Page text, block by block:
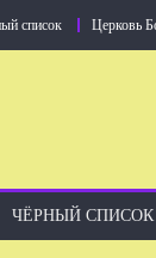
список Церковь
ЧЁРНЫЙ СПИСОК